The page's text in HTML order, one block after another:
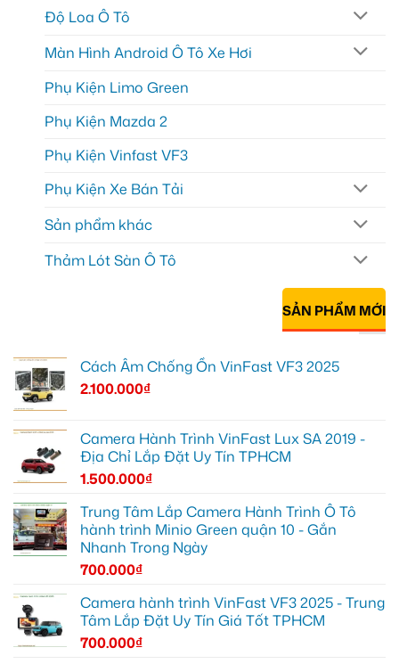
Độ Loa Ô Tô
Màn Hình Android Ô Tô Xe Hơi
Phụ Kiện Limo Green
Phụ Kiện Mazda 2
Phụ Kiện Vinfast VF3
Phụ Kiện Xe Bán Tải
Sản phẩm khác
Thảm Lót Sàn Ô Tô
SẢN PHẨM MỚI
Cách Âm Chống Ồn VinFast VF3 2025
2.100.000₫
Camera Hành Trình VinFast Lux SA 2019 -
Địa Chỉ Lắp Đặt Uy Tín TPHCM
1.500.000₫
Trung Tâm Lắp Camera Hành Trình Ô Tô
hành trình Minio Green quận 10 - Gắn
Nhanh Trong Ngày
700.000₫
Camera hành trình VinFast VF3 2025 - Trung
Tâm Lắp Đặt Uy Tín Giá Tốt TPHCM
700.000₫